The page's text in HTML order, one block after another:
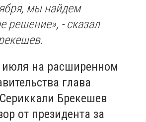
мы найдем
решение», - сказал
на расширенном
глава
Брекешев
от президента за